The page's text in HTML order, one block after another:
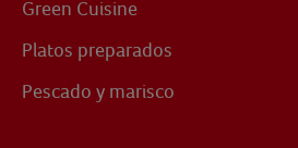
Green Cuisine
Platos preparados
Pescado y marisco